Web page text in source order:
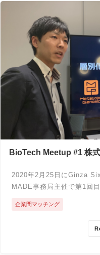
BioTech Meetup #1 株
2020年2月25日にGinza
MADE事務局主催で第1回
企業間マッチング